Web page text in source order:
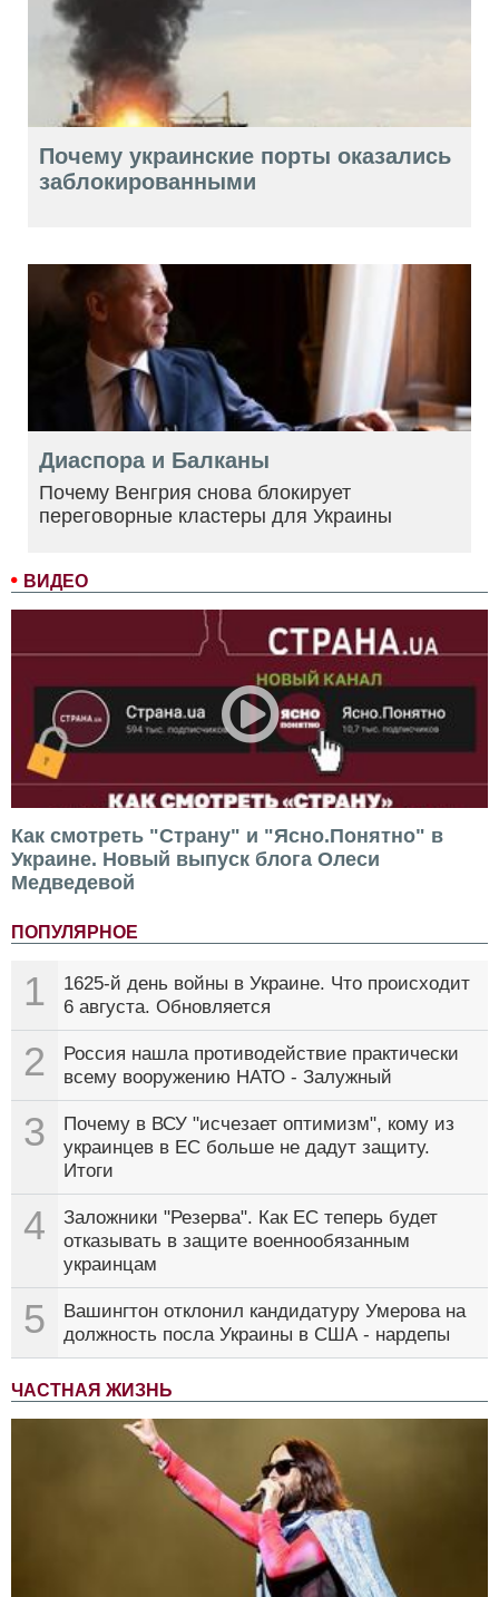
ВИДЕО
Как смотреть "Страну" и "Ясно.Понятно" в
Украине. Новый выпуск блога Олеси
Медведевой
ПОПУЛЯРНОЕ
1
1625-й день войны в Украине. Что происходит
6 августа. Обновляется
2
Россия нашла противодействие практически
всему вооружению НАТО - Залужный
3
Почему в ВСУ "исчезает оптимизм", кому из
украинцев в ЕС больше не дадут защиту.
Итоги
4
Заложники "Резерва". Как ЕС теперь будет
отказывать в защите военнообязанным
украинцам
5
Вашингтон отклонил кандидатуру Умерова на
должность посла Украины в США - нардепы
ЧАСТНАЯ ЖИЗНЬ
Почему украинские порты оказались
заблокированными
Диаспора и Балканы
Почему Венгрия снова блокирует
переговорные кластеры для Украины